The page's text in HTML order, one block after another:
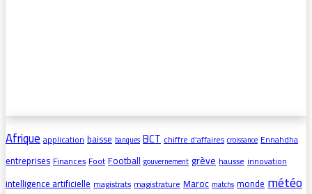
Afriqueapplicationbaisse banques BCTchiffre d’affaires croissance Ennahdha
entreprisesFinancesFootFootball gouvernement grèvehausseinnovation
intelligence artificiellemagistratsmagistratureMaroc matchs mondemétéo